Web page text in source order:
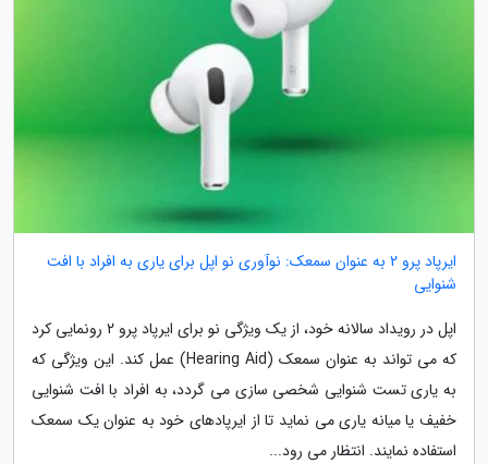
ایرپاد پرو 2 به عنوان سمعک: نوآوری نو اپل برای یاری به افراد با افت
شنوایی
اپل در رویداد سالانه خود، از یک ویژگی نو برای ایرپاد پرو 2 رونمایی کرد
که می تواند به عنوان سمعک (Hearing Aid) عمل کند. این ویژگی که
به یاری تست شنوایی شخصی سازی می گردد، به افراد با افت شنوایی
خفیف یا میانه یاری می نماید تا از ایرپادهای خود به عنوان یک سمعک
استفاده نمایند. انتظار می رود...